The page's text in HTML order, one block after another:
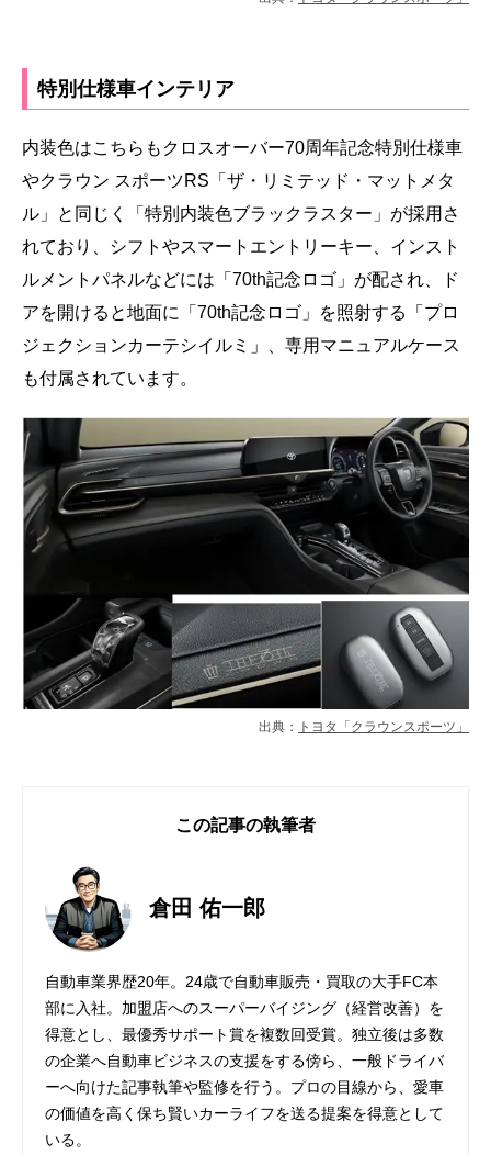
特別仕様車インテリア
内装色はこちらもクロスオーバー70周年記念特別仕様車
やクラウン スポーツRS「ザ・リミテッド・マットメタ
ル」と同じく「特別内装色ブラックラスター」が採用さ
れており、シフトやスマートエントリーキー、インスト
ルメントパネルなどには「70th記念ロゴ」が配され、ド
アを開けると地面に「70th記念ロゴ」を照射する「プロ
ジェクションカーテシイルミ」、専用マニュアルケース
も付属されています。
出典： トヨタ「クラウンスポーツ」
この記事の執筆者
倉田 佑一郎
自動車業界歴20年。24歳で自動車販売・買取の大手FC本
部に入社。加盟店へのスーパーバイジング（経営改善）を
得意とし、最優秀サポート賞を複数回受賞。独立後は多数
の企業へ自動車ビジネスの支援をする傍ら、一般ドライバ
ーへ向けた記事執筆や監修を行う。プロの目線から、愛車
の価値を高く保ち賢いカーライフを送る提案を得意として
いる。